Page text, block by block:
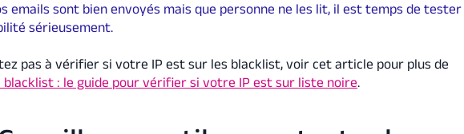
emails sont bien envoyés mais que personne ne les lit, il est temps de tester
sérieusement.
pas à vérifier si votre IP est sur les blacklist, voir cet article pour plus de
blacklist : le guide pour vérifier si votre IP est sur liste noire.